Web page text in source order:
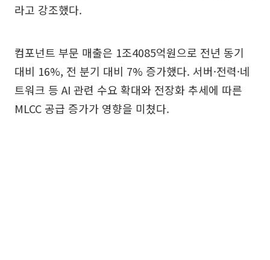
라고 강조했다.
컴포넌트 부문 매출은 1조4085억원으로 전년 동기
대비 16%, 전 분기 대비 7% 증가했다. 서버·전력·네
트워크 등 AI 관련 수요 확대와 전장화 추세에 따른
MLCC 공급 증가가 영향을 미쳤다.